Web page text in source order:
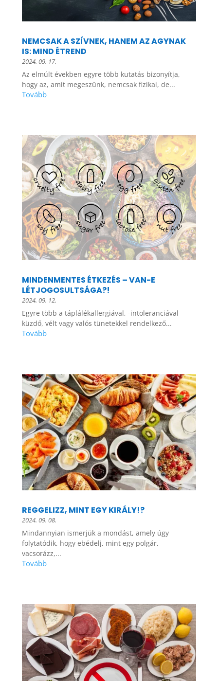
NEMCSAK A SZÍVNEK, HANEM AZ AGYNAK
IS: MIND ÉTREND
2024. 09. 17.
Az elmúlt években egyre több kutatás bizonyítja,
hogy az, amit megeszünk, nemcsak fizikai, de...
MINDENMENTES ÉTKEZÉS – VAN-E
LÉTJOGOSULTSÁGA?!
2024. 09. 12.
Egyre több a táplálékallergiával, -intoleranciával
küzdő, vélt vagy valós tünetekkel rendelkező...
REGGELIZZ, MINT EGY KIRÁLY!?
2024. 09. 08.
Mindannyian ismerjük a mondást, amely úgy
folytatódik, hogy ebédelj, mint egy polgár,
vacsorázz,...